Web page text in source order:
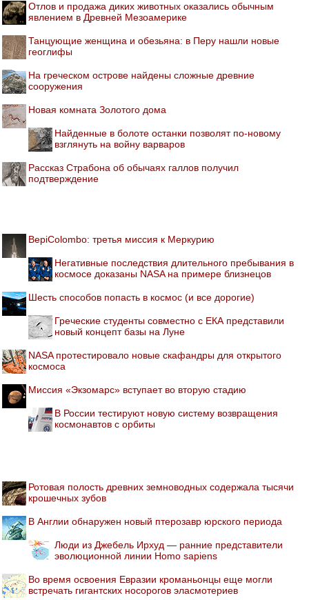
Отлов и продажа диких животных оказались обычным
явлением в Древней Мезоамерике
Танцующие женщина и обезьяна: в Перу нашли новые
геоглифы
На греческом острове найдены сложные древние
сооружения
Новая комната Золотого дома
Найденные в болоте останки позволят по-новому
взглянуть на войну варваров
Рассказ Страбона об обычаях галлов получил
подтверждение
BepiColombo: третья миссия к Меркурию
Негативные последствия длительного пребывания в
космосе доказаны NASA на примере близнецов
Шесть способов попасть в космос (и все дорогие)
Греческие студенты совместно с ЕКА представили
новый концепт базы на Луне
NASA протестировало новые скафандры для открытого
космоса
Миссия «Экзомарс» вступает во вторую стадию
В России тестируют новую систему возвращения
космонавтов с орбиты
Ротовая полость древних земноводных содержала тысячи
крошечных зубов
В Англии обнаружен новый птерозавр юрского периода
Люди из Джебель Ирхуд — ранние представители
эволюционной линии Homo sapiens
Во время освоения Евразии кроманьонцы еще могли
встречать гигантских носорогов эласмотериев